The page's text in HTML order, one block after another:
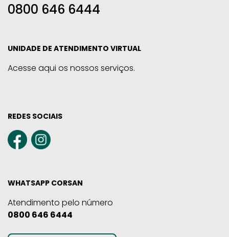
0800 646 6444
UNIDADE DE ATENDIMENTO VIRTUAL
Acesse aqui os nossos serviços.
REDES SOCIAIS
WHATSAPP CORSAN
Atendimento pelo número
0800 646 6444